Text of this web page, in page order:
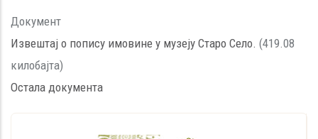
Документ
Извештај о попису имовине у музеју Старо Село. (419.08
килобајта)
Остала документа